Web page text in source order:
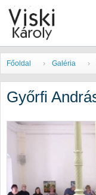
Főoldal Galéria
Győrfi